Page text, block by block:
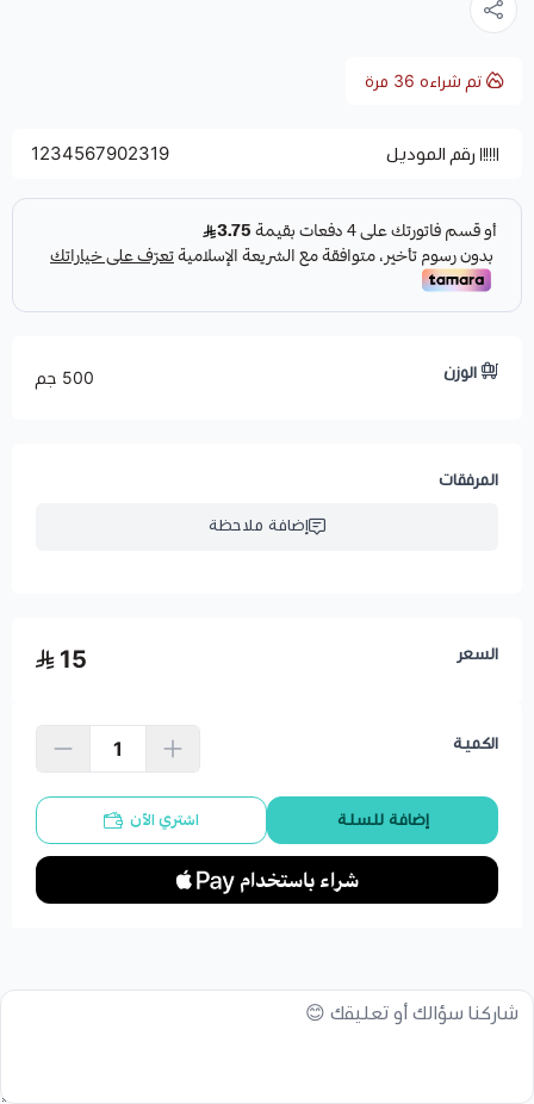
تم شراءه 36 مرة
رقم الموديل 1234567902319
الوزن 500 جم
المرفقات
إضافة ملاحظة
السعر 15
الكمية
إضافة للسلة اشتري الآن